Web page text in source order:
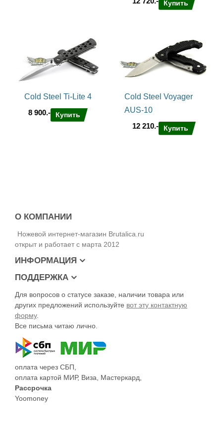
планеты. Его можно встретить у полицейских и военных,
НОЖНЫ CS13RTK
Ножны этого безумно харизматичного ножа выполнены из
пластика. Пластик держит CS13RTK так крепко, что даже не
рукоятью вниз, прыгать, бегать и не бояться его выронить.
Результаты замеров
Клинок - 178мм
Толщина клинка - 5мм
Сталь - VG-10 SanMai III
Твердость - 59-60 HRC
Купить
Cold Steel Ti-Lite 4
8 900.-
Купить
Cold Steel Voyager
AUS-10
12 210.-
Купить
О КОМПАНИИ
Ножевой интернет-магазин Brutalica.ru
открыт и работает с марта 2012
ИНФОРМАЦИЯ
ПОДДЕРЖКА
Для вопросов о статусе заказе, наличии товара или
других предложений используйте вот эту контактную
форму.
Все письма читаю лично.
оплата через СБП,
оплата картой МИР, Виза, Мастеркард,
Рассрочка
Yoomoney